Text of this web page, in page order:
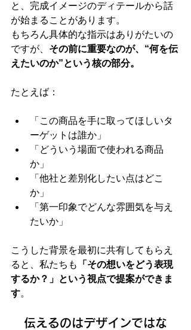
と、完成イメージのディテールから話
が始まることがあります。
もちろん具体的な指示はありがたいの
ですが、 その前に重要なのが、“何を伝
えたいのか”という核の部分。
たとえば：
「この商品を手に取ってほしいタ
ーゲットは誰か」
「どういう場面で使われる商品
か」
「他社と差別化したい点はどこ
か」
「第一印象でどんな雰囲気を与え
たいか」
こうした背景を最初に共有してもらえ
ると、私たちも
「その想いをどう表現
するか？」という視点で提案ができま
す。
伝えるのはデザインではな